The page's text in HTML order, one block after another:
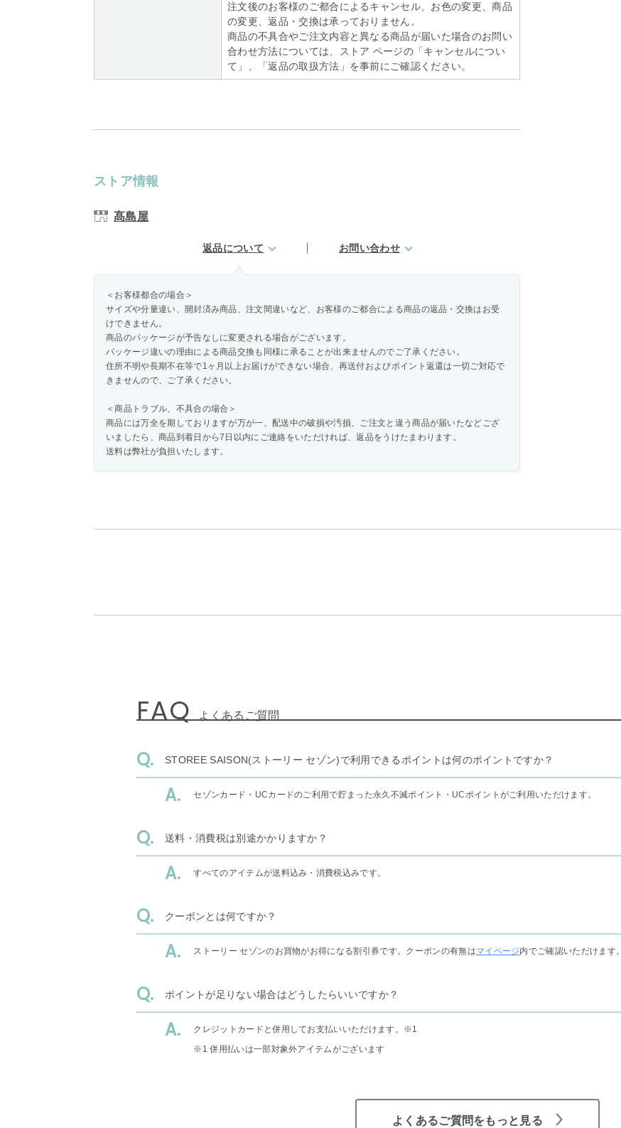
注文後のお客様のご都合によるキャンセル、お色の変更、商品
の変更、返品・交換は承っておりません。
商品の不具合やご注文内容と異なる商品が届いた場合のお問い
合わせ方法については、ストア ページの「キャンセルについ
て」、「返品の取扱方法」を事前にご確認ください。
ストア情報
髙島屋
返品について お問い合わせ
＜お客様都合の場合＞
サイズや分量違い、開封済み商品、注文間違いなど、お客様のご都合による商品の返品・交換はお受
けできません。
商品のパッケージが予告なしに変更される場合がございます。
パッケージ違いの理由による商品交換も同様に承ることが出来ませんのでご了承ください。
住所不明や長期不在等で1ヶ月以上お届けができない場合、再送付およびポイント返還は一切ご対応で
きませんので、ご了承ください。
＜商品トラブル、不具合の場合＞
商品には万全を期しておりますが万が一、配送中の破損や汚損、ご注文と違う商品が届いたなどござ
いましたら、商品到着日から7日以内にご連絡をいただければ、返品をうけたまわります。
送料は弊社が負担いたします。
FAQ よくあるご質問
STOREE SAISON(ストーリー セゾン)で利用できるポイントは何のポイントですか？
セゾンカード・UCカードのご利用で貯まった永久不滅ポイント・UCポイントがご利用いただけます。
送料・消費税は別途かかりますか？
すべてのアイテムが送料込み・消費税込みです。
クーポンとは何ですか？
ストーリー セゾンのお買物がお得になる割引券です。クーポンの有無はマイページ内でご確認いただけます。
ポイントが足りない場合はどうしたらいいですか？
クレジットカードと併用してお支払いいただけます。 ※1
※1 併用払いは一部対象外アイテムがございます
よくあるご質問をもっと見る